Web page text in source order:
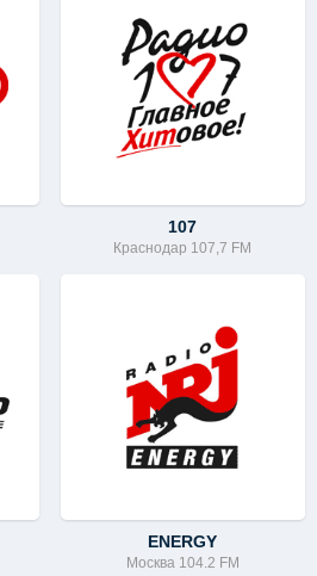
107
Краснодар 107,7 FM
ENERGY
Москва 104.2 FM